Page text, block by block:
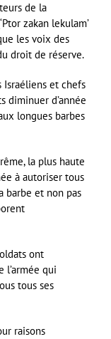
de la
zakan lekulam’
les voix des
droit de réserve.
et chefs
diminuer d’année
longues barbes
la plus haute
à autoriser tous
barbe et non pas
ont
l’armée qui
tous ses
raisons